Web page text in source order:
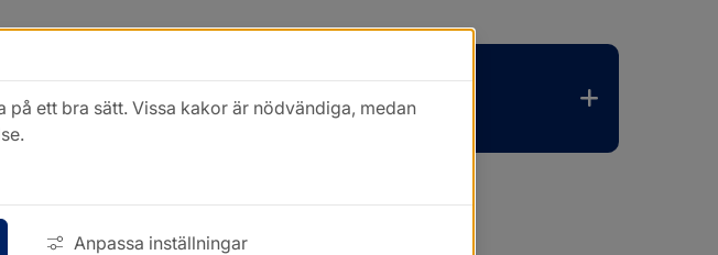
kB, öppnas i nytt fönster.
ett bra sätt. Vissa kakor är nödvändiga, medan
Anpassa inställningar